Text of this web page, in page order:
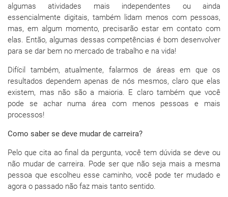
algumas atividades mais independentes ou ainda
essencialmente digitais, também lidam menos com pessoas,
mas, em algum momento, precisarão estar em contato com
elas. Então, algumas dessas competências é bom desenvolver
para se dar bem no mercado de trabalho e na vida!
Difícil também, atualmente, falarmos de áreas em que os
resultados dependem apenas de nós mesmos, claro que elas
existem, mas não são a maioria. E claro também que você
pode se achar numa área com menos pessoas e mais
processos!
Como saber se deve mudar de carreira?
Pelo que cita ao final da pergunta, você tem dúvida se deve ou
não mudar de carreira. Pode ser que não seja mais a mesma
pessoa que escolheu esse caminho, você pode ter mudado e
agora o passado não faz mais tanto sentido.